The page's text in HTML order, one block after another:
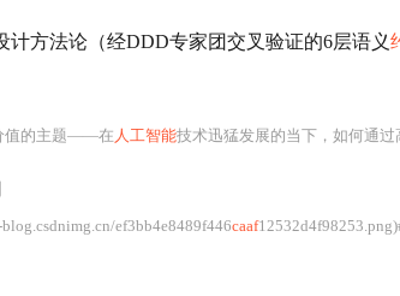
计方法论（经DDD专家团交叉验证的6层语义
值的主题——在 人工智能技术迅猛发展的当下，如何通
ef3bb4e8489f446caaf12532d4f98253.png)# 1. 自动化与SSH管理概述在当今的IT行业中，自动化是